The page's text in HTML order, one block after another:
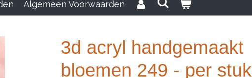
Algemeen Voorwaarden
3d acryl handgemaakt
bloemen 249 - per stuk